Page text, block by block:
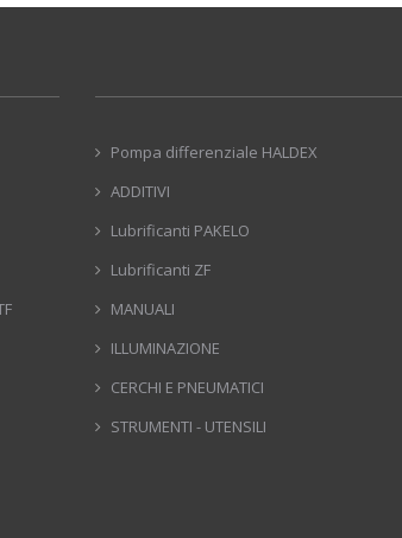
Pompa differenziale HALDEX
ADDITIVI
Lubrificanti PAKELO
Lubrificanti ZF
MANUALI
ILLUMINAZIONE
CERCHI E PNEUMATICI
STRUMENTI - UTENSILI